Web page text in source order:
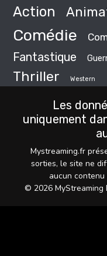
Action
Comédie
Fantastique
Thriller Western
Les
uniquement
Mystreaming.fr
sorties, le site ne
aucun
© 2026 MyStreaming